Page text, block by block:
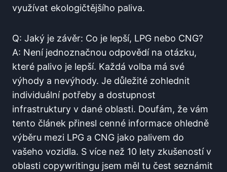
využívat ekologičtějšího paliva.
Q: Jaký je závěr: Co je lepší, LPG nebo CNG?
A: Není jednoznačnou odpovědí na otázku,
které palivo je lepší. Každá volba má své
výhody a nevýhody. Je důležité zohlednit
individuální potřeby a dostupnost
infrastruktury v dané oblasti. Doufám, že vám
tento článek přinesl cenné informace ohledně
výběru mezi LPG a CNG jako palivem do
vašeho vozidla. S více než 10 lety zkušeností v
oblasti copywritingu jsem měl tu čest seznámit